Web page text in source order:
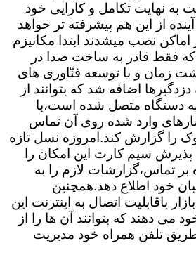
به نهایت تکامل و کارایی خود
از این هم پیشرفته تر خواهد
نصب میشدند ابتدا مکانیزم
فقط قادر به ساخت صدا در
زمان و با توسعه فنّاوری های
دزدگیرها اضافه شد که بتوانند از
دستگاه متصل شده است،با
وارد شده روی آن تماس
را گزارش کند.امروزه نسل تازه
پذیرش سیم کارت این امکان را
بر تماس،گزارشات لازم را به
خود اطلاع دهد.همچنین
باقابلیت اتصال به اینترنت این
می دهند که بتوانند آن ها را از
طریق تلفن همراه خود مدیریت